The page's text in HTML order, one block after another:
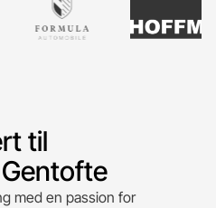
til
med en passion for